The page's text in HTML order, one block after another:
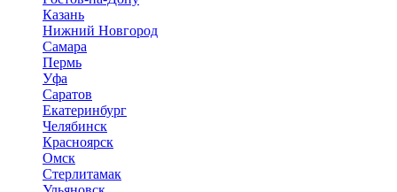
Казань
Нижний Новгород
Самара
Пермь
Уфа
Саратов
Екатеринбург
Челябинск
Красноярск
Омск
Стерлитамак